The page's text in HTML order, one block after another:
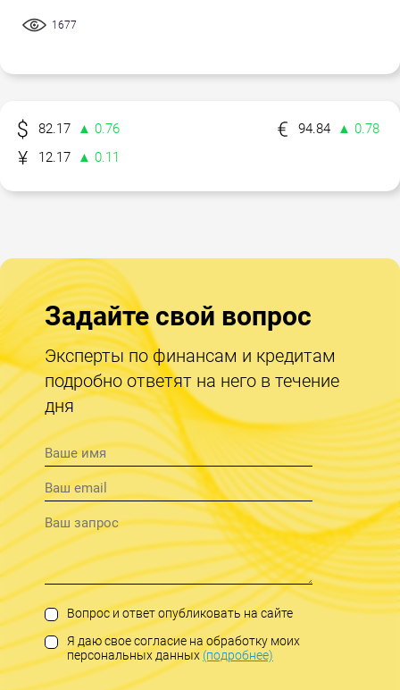
1677
82.17 ▲ 0.76 94.84
▲ 0.78
12.17
▲ 0.11
Задайте свой вопрос
Эксперты по финансам и кредитам
подробно ответят на него в течение
дня
Вопрос и ответ опубликовать на сайте
Я даю свое согласие на обработку моих
персональных данных(подробнее)